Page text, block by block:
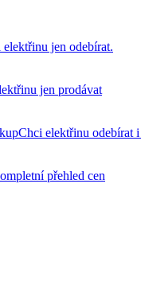
elektřinu jen odebírat.
jen prodávat
Chci elektřinu odebírat
přehled cen